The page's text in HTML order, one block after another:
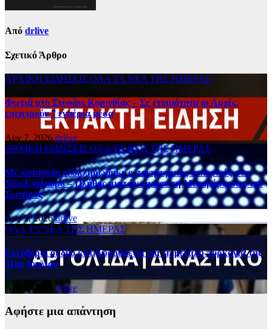
Από drlive
Σχετικό Άρθρο
ΑΡΧΙΚΗ ΕΙΔΗΣΕΙΣ ΟΛΑ ΤΑ ΝΕΑ ΤΗΣ ΗΜΕΡΑΣ
Φωτιά στο Στεφάνι Κορινθίας – Σε ετοιμότητα οι Αρχές,
επιχειρούν 7 εναέρια μέσα
Αυγ 7, 2026drlive
ΑΡΧΙΚΗ ΕΙΔΗΣΕΙΣ ΟΛΑ ΤΑ ΝΕΑ ΤΗΣ ΗΜΕΡΑΣ
Με κατάνυξη ολοκληρώθηκε ο πανηγυρικός εσπερινός στη
Νέα Επίδαυρο – Πλήθος πιστών τίμησε τη Μεταμόρφωση του
Σωτήρος
Αυγ 5, 2026drlive
ΟΛΑ ΤΑ ΝΕΑ ΤΗΣ ΗΜΕΡΑΣ
Ελεύθεροι οι δύο κατηγορούμενοι για τη μεγάλη πυρκαγιά της
31ης Ιουλίου
Αυγ 5, 2026 drlive
Αφήστε μια απάντηση